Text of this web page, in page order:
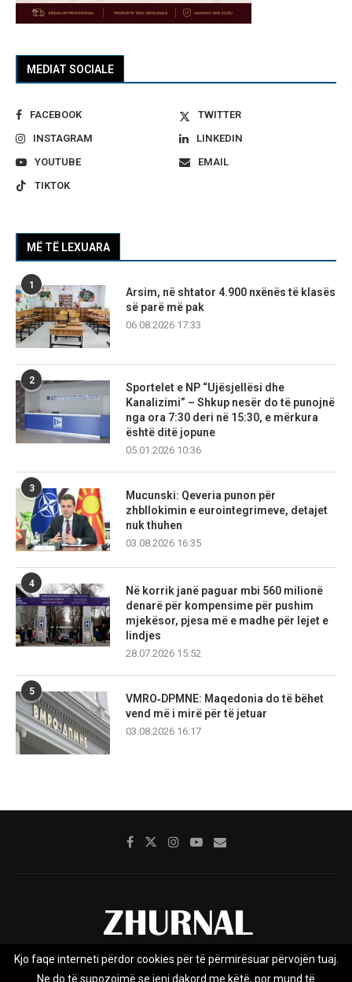
MEDIAT SOCIALE
FACEBOOK
TWITTER
INSTAGRAM
LINKEDIN
YOUTUBE
EMAIL
TIKTOK
MË TË LEXUARA
1
Arsim, në shtator 4.900 nxënës të klasës
së parë më pak
06.08.2026 17:33
2
Sportelet e NP “Ujësjellësi dhe
Kanalizimi” – Shkup nesër do të punojnë
nga ora 7:30 deri në 15:30, e mërkura
është ditë jopune
05.01.2026 10:36
3
Mucunski: Qeveria punon për
zhbllokimin e eurointegrimeve, detajet
nuk thuhen
03.08.2026 16:35
4
Në korrik janë paguar mbi 560 milionë
denarë për kompensime për pushim
mjekësor, pjesa më e madhe për lejet e
lindjes
28.07.2026 15:52
5
VMRO‑DPMNE: Maqedonia do të bëhet
vend më i mirë për të jetuar
03.08.2026 16:17
Rreth nesh Impresumi Marketing
Kjo faqe interneti përdor cookies për të përmirësuar përvojën tuaj.
Ne do të supozojmë se jeni dakord me këtë, por mund të